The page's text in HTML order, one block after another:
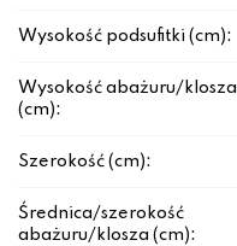
Wysokość podsufitki (cm):
Wysokość abażuru/klosza
(cm):
Szerokość (cm):
Średnica/szerokość
abażuru/klosza (cm):